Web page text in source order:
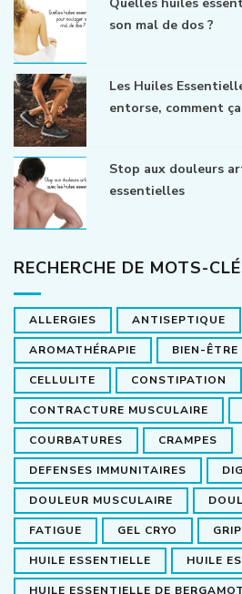
son mal de dos ?
Les Huiles
entorse, comment
Stop aux douleurs
essentielles
RECHERCHE DE MOTS-
ALLERGIES ANTISEPTIQUE
AROMATHÉRAPIE BIEN-ÊTRE
CELLULITE CONSTIPATION
CONTRACTURE MUSCULAIRE
COURBATURES CRAMPES
DEFENSES IMMUNITAIRES
DOULEUR MUSCULAIRE
FATIGUE GEL CRYO
HUILE ESSENTIELLE HUILE
HUILE ESSENTIELLE DE